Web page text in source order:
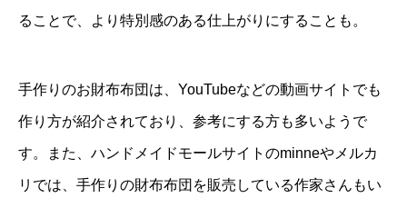
ることで、より特別感のある仕上がりにすることも。
手作りのお財布布団は、YouTubeなどの動画サイトでも
作り方が紹介されており、参考にする方も多いようで
す。また、ハンドメイドモールサイトのminneやメルカ
リでは、手作りの財布布団を販売している作家さんもい